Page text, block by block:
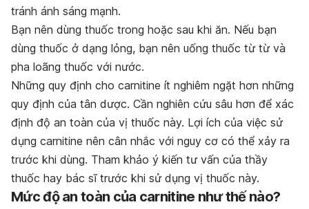
tránh ánh sáng mạnh.
Bạn nên dùng thuốc trong hoặc sau khi ăn. Nếu bạn
dùng thuốc ở dạng lỏng, bạn nên uống thuốc từ từ và
pha loãng thuốc với nước.
Những quy định cho carnitine ít nghiêm ngặt hơn những
quy định của tân dược. Cần nghiên cứu sâu hơn để xác
định độ an toàn của vị thuốc này. Lợi ích của việc sử
dụng carnitine nên cân nhắc với nguy cơ có thể xảy ra
trước khi dùng. Tham khảo ý kiến tư vấn của thầy
thuốc hay bác sĩ trước khi sử dụng vị thuốc này.
Mức độ an toàn của carnitine như thế nào?